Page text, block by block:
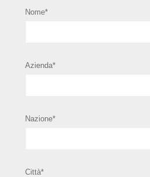
Nome*
Azienda*
Nazione*
Città*